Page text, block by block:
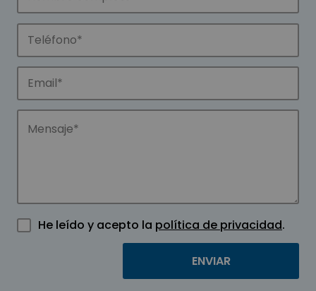
He leído y acepto la política de privacidad.